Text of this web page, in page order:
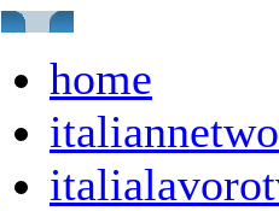
home